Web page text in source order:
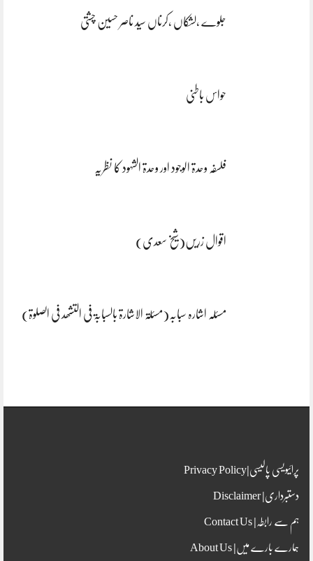
جلوے ،لشکاں ،کرناں سید ناصر حسین چشتی
حواس باطنی
فلسفہ وحدۃ الوجود اور وحدۃ الشہود کا نظریہ
اقوال زریں(شیخ سعدی)
مسئلہ اشارہ سبابہ(مسئلۃ الاشارۃ بالسبابۃ فی التشھد فی الصلوۃ)
پرائیویسی پالیسی|Privacy Policy
دستبرداری| Disclaimer
ہم سے رابطہ| Contact Us
ہمارے بارے میں| About Us